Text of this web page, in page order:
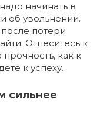
начинать в
об увольнении.
потери
Отнеситесь к
как к
к успеху.
сильнее